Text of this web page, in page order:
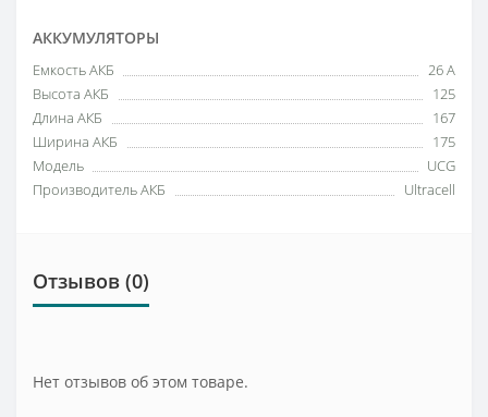
АККУМУЛЯТОРЫ
Емкость АКБ
26 А
Высота АКБ
125
Длина АКБ
167
Ширина АКБ
175
Модель
UCG
Производитель АКБ
Ultracell
Отзывов (0)
Нет отзывов об этом товаре.